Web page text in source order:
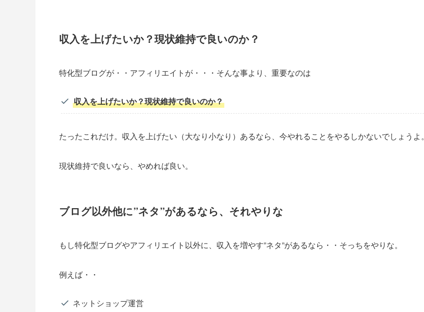
収入を上げたいか？現状維持で良いのか？
特化型ブログが・・アフィリエイトが・・・そんな事より、重要なのは
収入を上げたいか？現状維持で良いのか？
たったこれだけ。収入を上げたい（大なり小なり）あるなら、今やれることをやるしかないでしょうよ。
現状維持で良いなら、やめれば良い。
ブログ以外他に”ネタ”があるなら、それやりな
もし特化型ブログやアフィリエイト以外に、収入を増やす”ネタ”があるなら・・そっちをやりな。
例えば・・
ネットショップ運営